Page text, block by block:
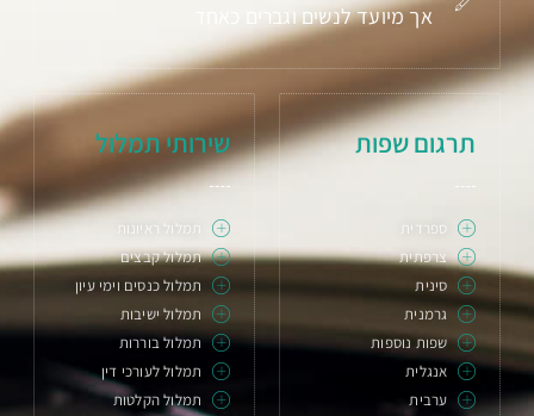
אך מיועד לנשים וגברים כאחד
תרגום שפות
ספרדית
צרפתית
סינית
גרמנית
שפות נוספות
אנגלית
ערבית
שירותי תמלול
תמלול ראיונות
תמלול קבצים
תמלול כנסים וימי עיון
תמלול ישיבות
תמלול בוררות
תמלול לעורכי דין
תמלול הקלטות